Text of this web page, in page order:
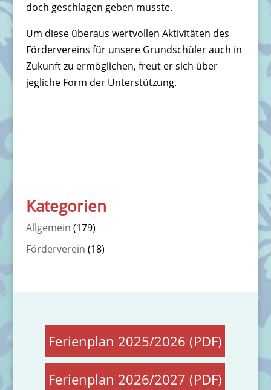
doch geschlagen geben musste.
Um diese überaus wertvollen Aktivitäten des
Fördervereins für unsere Grundschüler auch in
Zukunft zu ermöglichen, freut er sich über
jegliche Form der Unterstützung.
Kategorien
Allgemein (179)
Förderverein (18)
Ferienplan 2025/2026 (PDF)
Ferienplan 2026/2027 (PDF)